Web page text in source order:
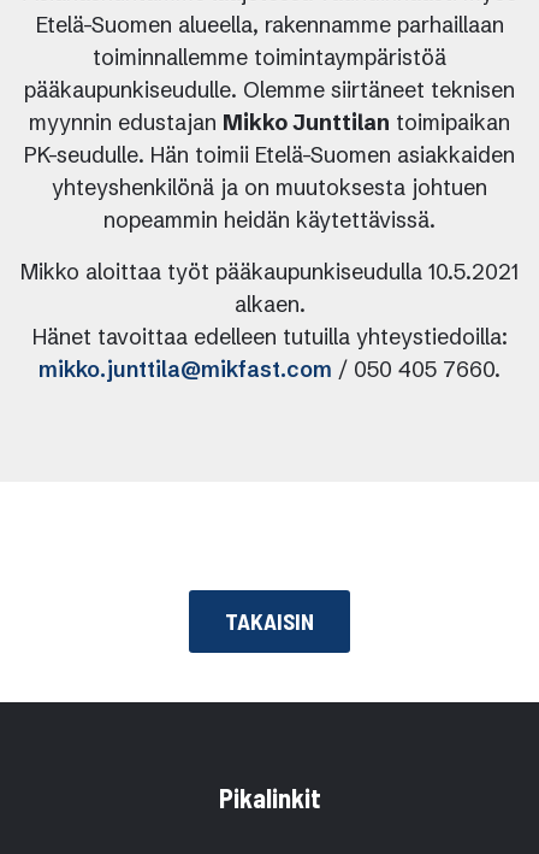
Etelä-Suomen alueella, rakennamme parhaillaan
toiminnallemme toimintaympäristöä
pääkaupunkiseudulle. Olemme siirtäneet teknisen
myynnin edustajan Mikko Junttilan toimipaikan
PK-seudulle. Hän toimii Etelä-Suomen asiakkaiden
yhteyshenkilönä ja on muutoksesta johtuen
nopeammin heidän käytettävissä.
Mikko aloittaa työt pääkaupunkiseudulla 10.5.2021
alkaen.
Hänet tavoittaa edelleen tutuilla yhteystiedoilla:
mikko.junttila@mikfast.com / 050 405 7660.
TAKAISIN
Pikalinkit